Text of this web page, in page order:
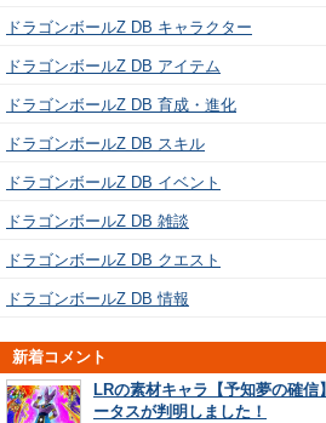
ドラゴンボールZ DB キャラクター
ドラゴンボールZ DB アイテム
ドラゴンボールZ DB 育成・進化
ドラゴンボールZ DB スキル
ドラゴンボールZ DB イベント
ドラゴンボールZ DB 雑談
ドラゴンボールZ DB クエスト
ドラゴンボールZ DB 情報
新着コメント
LRの素材キャラ【予知夢の確
ータスが判明しました！